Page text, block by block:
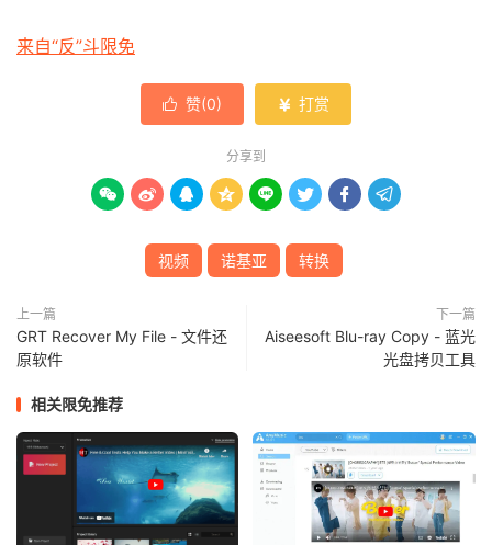
来自“反”斗限免
 赞(0)  打赏
分享到
       
视频 诺基亚 转换
上一篇
GRT Recover My File - 文件还
原软件
下一篇
Aiseesoft Blu-ray Copy - 蓝光
光盘拷贝工具
相关限免推荐